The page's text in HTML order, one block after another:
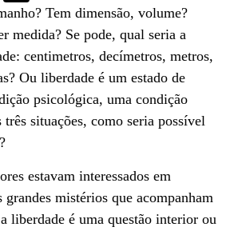
Tem dimensão, volume?
medida? Se pode, qual seria a
centimetros, decímetros, metros,
Ou liberdade é um estado de
psicológica, uma condição
três situações, como seria possível
estavam interessados em
grandes mistérios que acompanham
liberdade é uma questão interior ou